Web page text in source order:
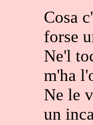
Cosa
forse
Ne'l
m'ha
Ne le
un